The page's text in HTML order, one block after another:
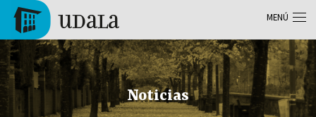
Pasar al contenido principal
Tolosa
Noticias
MENÚ